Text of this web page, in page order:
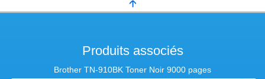
Produits associés
Brother TN-910BK Toner Noir 9000 pages